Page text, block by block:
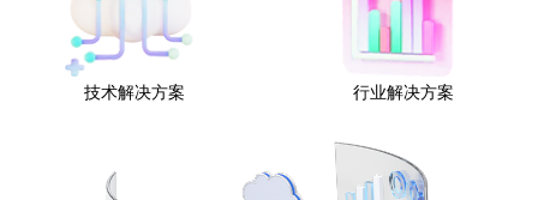
技术解决方案 行业解决方案